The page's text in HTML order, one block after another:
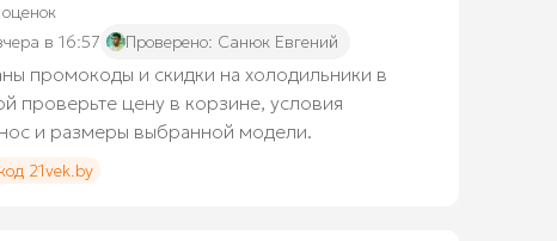
оценок
в 16:57 Проверено: Санюк Евгений
промокоды и скидки на холодильники в
проверьте цену в корзине, условия
и размеры выбранной модели.
21vek.by